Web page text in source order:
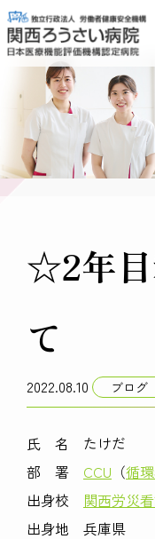
Skip
to
content
☆2年目
て
2022.08.10 ブログ
氏 名 たけだ
部 署 CCU （循
出身校 関西労災
出身地 兵庫県